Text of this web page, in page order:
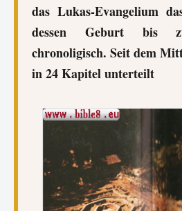
das Lukas-Evangelium
dessen Geburt bis
chronoligisch. Seit dem
in 24 Kapitel unterteilt